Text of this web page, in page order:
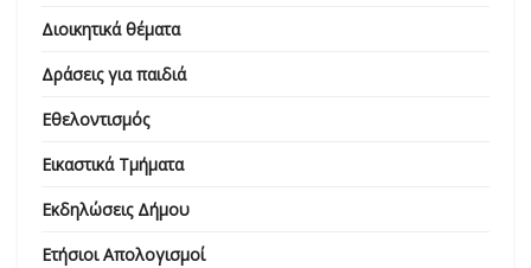
Διοικητικά θέματα
Δράσεις για παιδιά
Εθελοντισμός
Εικαστικά Τμήματα
Εκδηλώσεις Δήμου
Ετήσιοι Απολογισμοί